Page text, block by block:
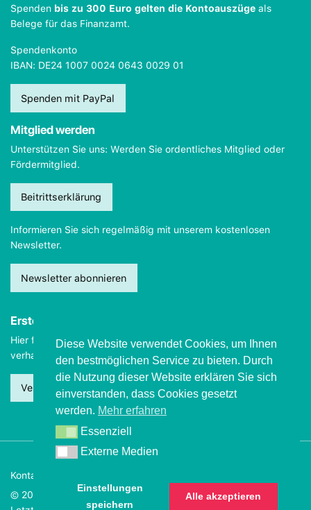
Spenden bis zu 300 Euro gelten die Kontoauszüge als
Belege für das Finanzamt.
Spendenkonto
IBAN: DE24 1007 0024 0643 0029 01
Spenden mit PayPal
Mitglied werden
Unterstützen Sie uns: Werden Sie ordentliches Mitglied oder
Fördermitglied.
Beitrittserklärung
Informieren Sie sich regelmäßig mit unserem kostenlosen
Newsletter.
Newsletter abonnieren
Erste Hilfe
Hier finden Sie wichtige Informationen, wie Sie sichim Notfall
verhalten sollten.
Verhalten beim Grand mal
Kontakt
© 2026 Deutsche Epilepsievereinigung
Diese Website verwendet Cookies, um Ihnen
den bestmöglichen Service zu bieten. Durch
die Nutzung dieser Website erklären Sie sich
einverstanden, dass Cookies gesetzt
werden. Mehr erfahren
EssenziellEssenziell
Externe Medien
Externe Medien
Einstellungen
speichern
Alle akzeptieren